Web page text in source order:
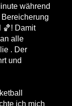
während
🏀! Damit
alle
. Der
und
ich mich